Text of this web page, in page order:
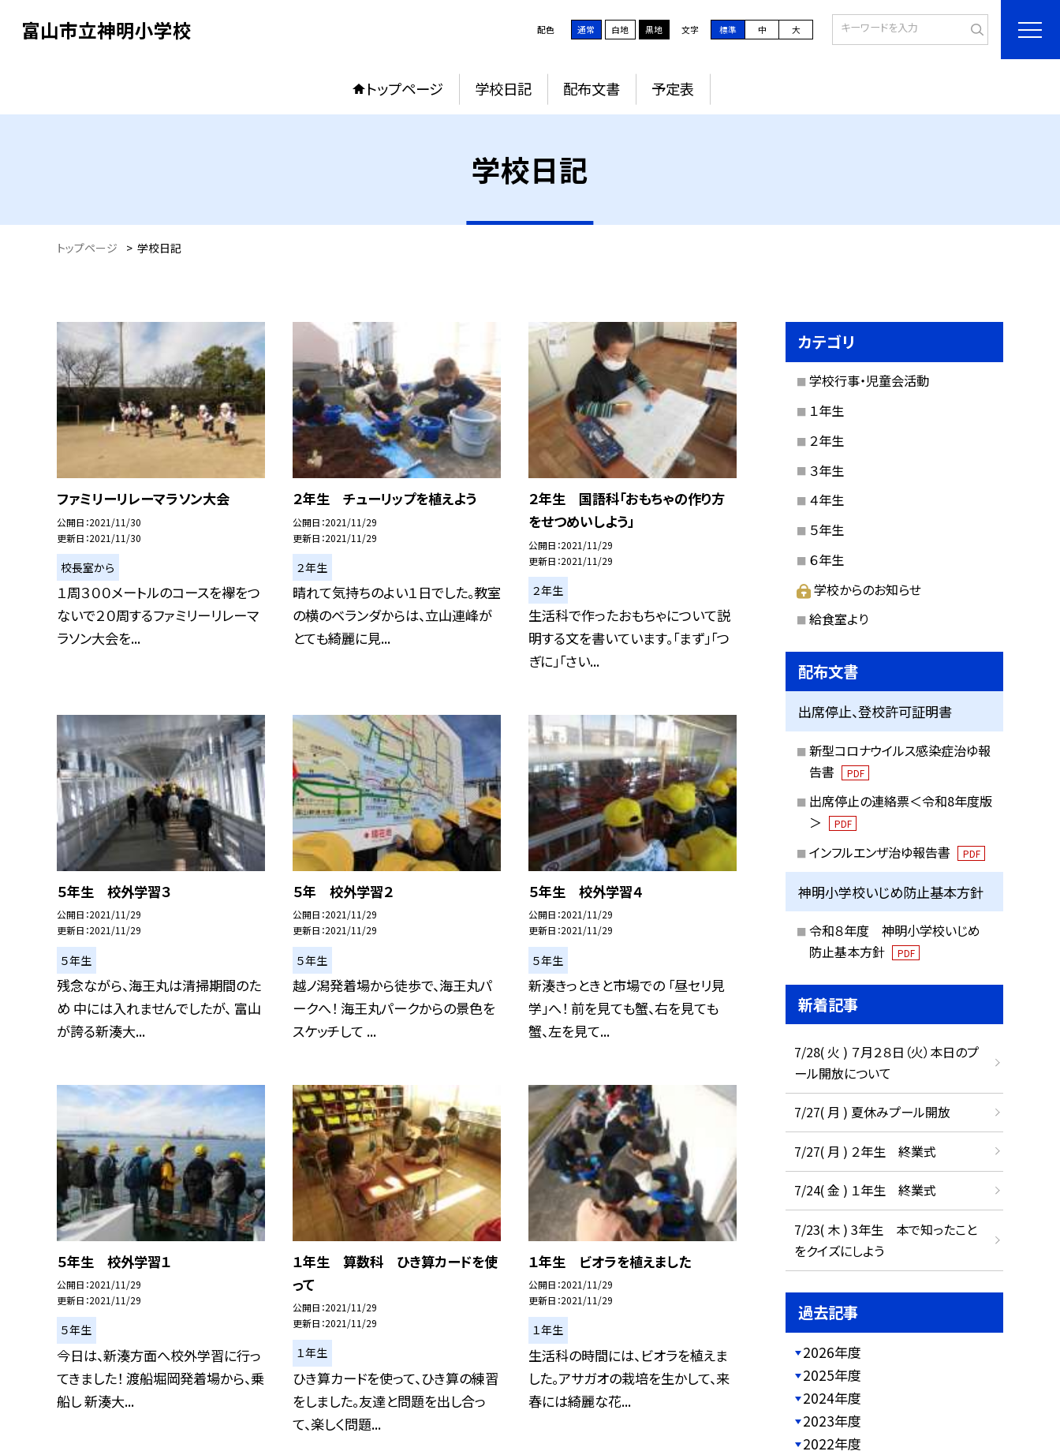
富山市立神明小学校 配色 通常 白地 黒地 文字 標準 中 大
トップページ 学校日記 配布文書 予定表
学校日記
トップページ > 学校日記
ファミリーリレーマラソン大会
公開日 2021/11/30
更新日 2021/11/30
校長室から
１周３００メートルのコースを襷をつ
ないで２０周するファミリーリレーマ
ラソン大会を...
２年生 チューリップを植えよう
公開日 2021/11/29
更新日 2021/11/29
２年生
晴れて気持ちのよい１日でした。教室
の横のベランダからは、立山連峰が
とても綺麗に見...
２年生 国語科「おもちゃの作り方
をせつめいしよう」
公開日 2021/11/29
更新日 2021/11/29
２年生
生活科で作ったおもちゃについて説
明する文を書いています。「まず」「つ
ぎに」「さい...
５年生 校外学習３
公開日 2021/11/29
更新日 2021/11/29
５年生
残念ながら、海王丸は清掃期間のた
め 中には入れませんでしたが、 富山
が誇る新湊大...
５年 校外学習２
公開日 2021/11/29
更新日 2021/11/29
５年生
越ノ潟発着場から徒歩で、海王丸パ
ークへ！ 海王丸パークからの景色を
スケッチして ...
５年生 校外学習４
公開日 2021/11/29
更新日 2021/11/29
５年生
新湊きっときと市場での 「昼セリ見
学」へ！ 前を見ても蟹、右を見ても
蟹、左を見て...
５年生 校外学習１
公開日 2021/11/29
更新日 2021/11/29
５年生
今日は、新湊方面へ校外学習に行っ
てきました！ 渡船堀岡発着場から、乗
船し 新湊大...
１年生 算数科 ひき算カードを使
って
公開日 2021/11/29
更新日 2021/11/29
１年生
ひき算カードを使って、ひき算の練習
をしました。友達と問題を出し合っ
て、楽しく問題...
１年生 ビオラを植えました
公開日 2021/11/29
更新日 2021/11/29
１年生
生活科の時間には、ビオラを植えま
した。アサガオの栽培を生かして、来
春には綺麗な花...
カテゴリ
学校行事・児童会活動
１年生
２年生
３年生
４年生
５年生
６年生
学校からのお知らせ
給食室より
配布文書
出席停止、登校許可証明書
新型コロナウイルス感染症治ゆ報
告書
PDF
出席停止の連絡票＜令和8年度版
＞
PDF
インフルエンザ治ゆ報告書 PDF
神明小学校いじめ防止基本方針
令和８年度 神明小学校いじめ
防止基本方針
PDF
新着記事
7/28( 火 ) ７月２８日（火）本日のプ
ール開放について
7/27( 月 ) 夏休みプール開放
7/27( 月 ) ２年生 終業式
7/24( 金 ) １年生 終業式
7/23( 木 ) 3年生 本で知ったこと
をクイズにしよう
過去記事
2026年度
2025年度
2024年度
2023年度
2022年度